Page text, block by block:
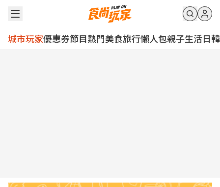
城市玩家優惠券節目熱門美食旅行懶人包親子生活日韓